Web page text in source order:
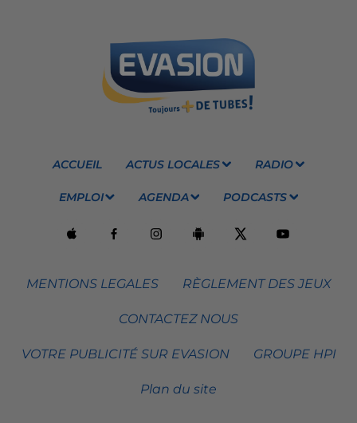
ACCUEIL ACTUS LOCALES RADIO
EMPLOI AGENDA PODCASTS
MENTIONS LEGALES RÈGLEMENT DES JEUX
CONTACTEZ NOUS
VOTRE PUBLICITÉ SUR EVASION GROUPE HPI
Plan du site